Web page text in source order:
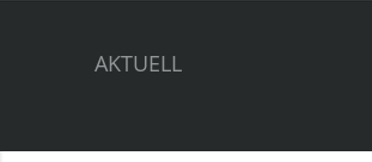
AKTUELL